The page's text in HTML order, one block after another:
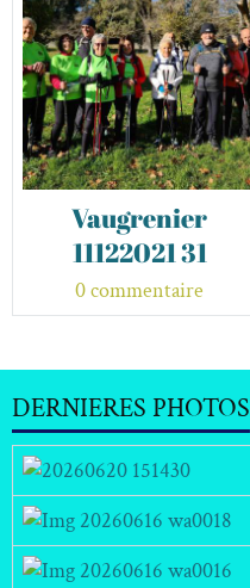
Vaugrenier
11122021 31
0 commentaire
DERNIERES PHOTOS